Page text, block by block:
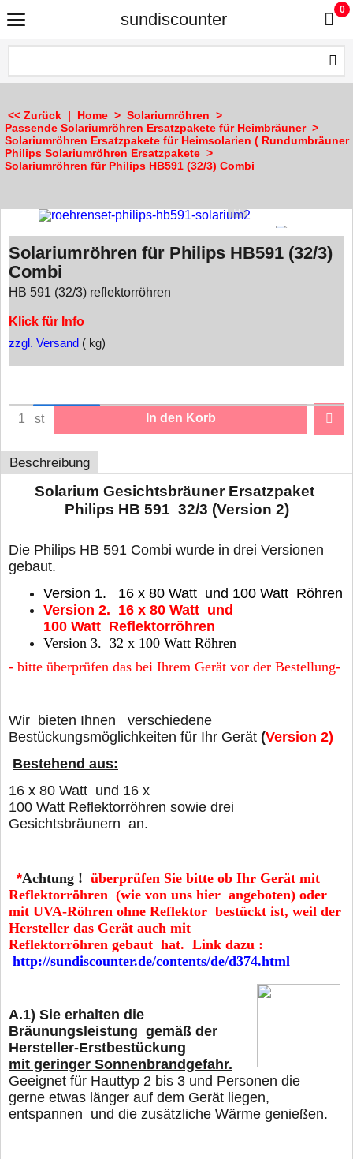
sundiscounter
0
<< Zurück | Home > Solariumröhren >
Passende Solariumröhren Ersatzpakete für Heimbräuner>
Solariumröhren Ersatzpakete für Heimsolarien ( Rundumbräuner
Philips Solariumröhren Ersatzpakete >
Solariumröhren für Philips HB591 (32/3) Combi
Solariumröhren für Philips HB591 (32/3)
Combi
HB 591 (32/3) reflektorröhren
Klick für Info
zzgl. Versand kg
st In den Korb
Beschreibung
Solarium Gesichtsbräuner Ersatzpaket
Philips HB 591 32/3 (Version 2)
Die Philips HB 591 Combi wurde in drei Versionen
gebaut.
Version 1. 16 x 80 Watt und 100 Watt Röhren
Version 2. 16 x 80 Watt und
100 Watt Reflektorröhren
Version 3. 32 x 100 Watt Röhren
- bitte überprüfen das bei Ihrem Gerät vor der Bestellung-
Wir bieten Ihnen verschiedene
Bestückungsmöglichkeiten für Ihr Gerät (Version 2)
Bestehend aus:
16 x 80 Watt und 16 x
100 Watt Reflektorröhren sowie drei
Gesichtsbräunern an.
*Achtung ! überprüfen Sie bitte ob Ihr Gerät mit
Reflektorröhren (wie von uns hier angeboten) oder
mit UVA-Röhren ohne Reflektor bestückt ist, weil der
Hersteller das Gerät auch mit
Reflektorröhren gebaut hat. Link dazu :
http://sundiscounter.de/contents/de/d374.html
A.1) Sie erhalten die
Bräunungsleistung gemäß der
Hersteller-Erstbestückung
mit geringer Sonnenbrandgefahr.
Geeignet für Hauttyp 2 bis 3 und Personen die
gerne etwas länger auf dem Gerät liegen,
entspannen und die zusätzliche Wärme genießen.